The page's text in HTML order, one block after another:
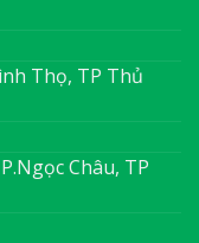
Thọ, TP Thủ
Châu, TP